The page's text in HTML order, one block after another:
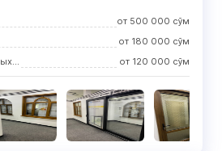
от 500 000 сўм
от 180 000 сўм
Изготовление москитных сеток
от 120 000 сўм